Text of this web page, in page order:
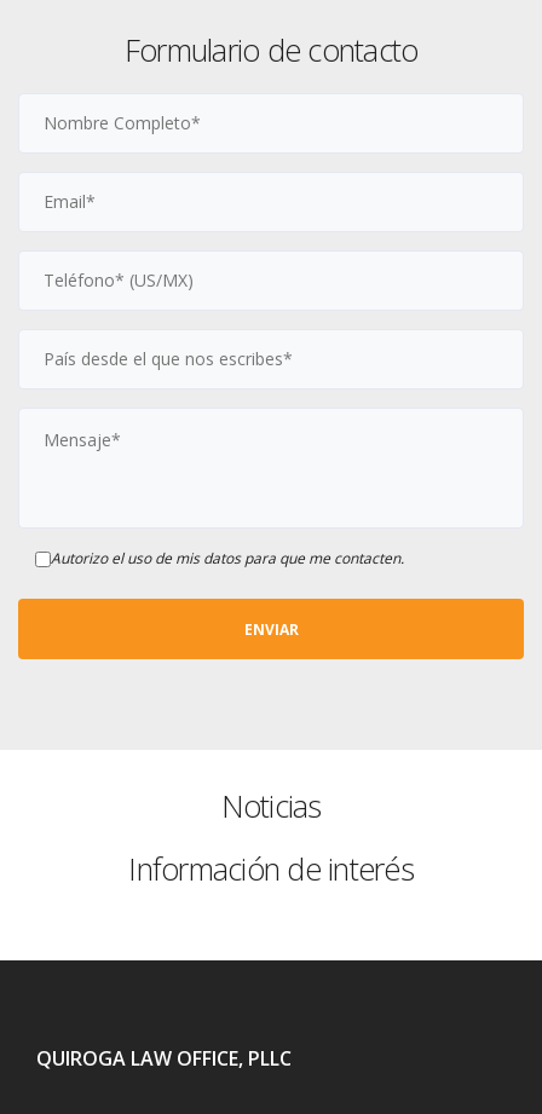
Formulario de contacto
Autorizo el uso de mis datos para que me contacten.
Noticias
Información de interés
QUIROGA LAW OFFICE, PLLC